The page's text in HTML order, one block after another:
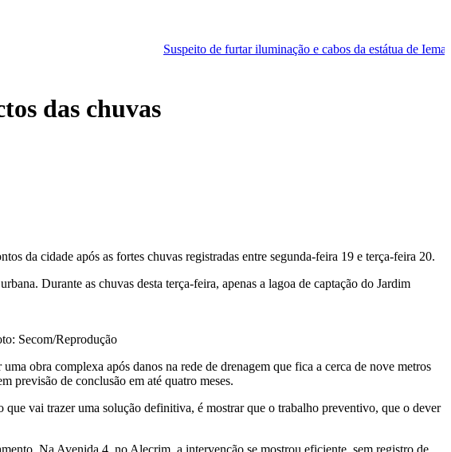
Suspeito de furtar iluminação e cabos da estátua de Iemanjá é preso em
das chuvas
da cidade após as fortes chuvas registradas entre segunda-feira 19 e terça-feira 20.
Durante as chuvas desta terça-feira, apenas a lagoa de captação do Jardim
Secom/Reprodução
obra complexa após danos na rede de drenagem que fica a cerca de nove metros
previsão de conclusão em até quatro meses.
vai trazer uma solução definitiva, é mostrar que o trabalho preventivo, que o dever
Na Avenida 4, no Alecrim, a intervenção se mostrou eficiente, sem registro de